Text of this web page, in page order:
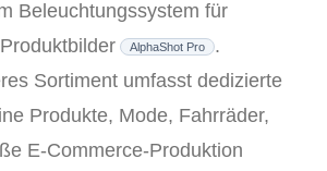
Beleuchtungssystem für
AlphaShot Pro
.
Sortiment umfasst dedizierte
Produkte, Mode, Fahrräder,
E-Commerce-Produktion